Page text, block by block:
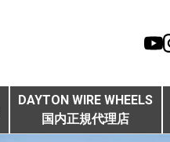
DAYTON WIRE WHEELS
国内正規代理店